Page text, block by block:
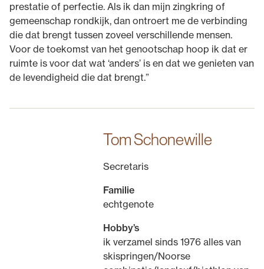
prestatie of perfectie. Als ik dan mijn zingkring of
gemeenschap rondkijk, dan ontroert me de verbinding
die dat brengt tussen zoveel verschillende mensen.
Voor de toekomst van het genootschap hoop ik dat er
ruimte is voor dat wat ‘anders’ is en dat we genieten van
de levendigheid die dat brengt.”
Tom Schonewille
Secretaris
Familie
echtgenote
Hobby’s
ik verzamel sinds 1976 alles van
skispringen/Noorse